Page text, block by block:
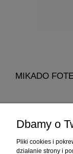
MIKADO
Dbamy o
Pliki cookies i
działanie strony i